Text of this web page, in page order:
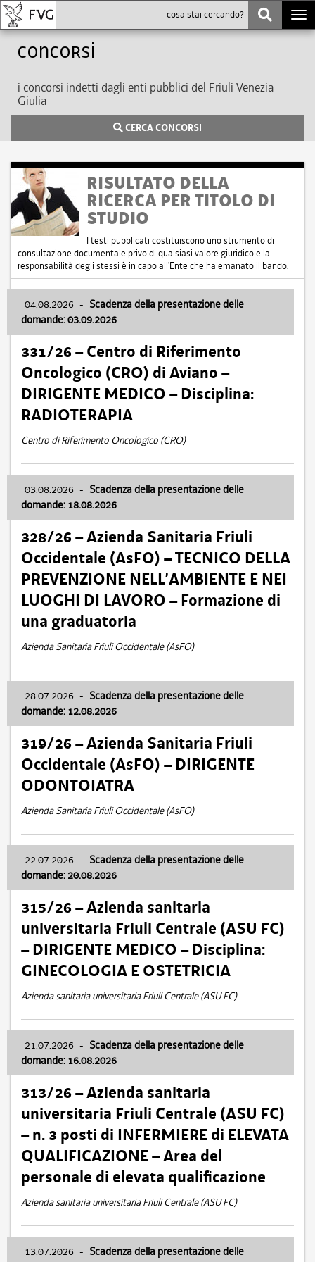
Concorsi
i concorsi indetti dagli enti pubblici del Friuli Venezia
Giulia
CERCA CONCORSI
RISULTATO DELLA
RICERCA PER TITOLO DI
STUDIO
I testi pubblicati costituiscono uno strumento di
consultazione documentale privo di qualsiasi valore giuridico e la
responsabilità degli stessi è in capo all'Ente che ha emanato il bando.
04.08.2026 - Scadenza della presentazione delle
domande: 03.09.2026
331/26 – Centro di Riferimento
Oncologico (CRO) di Aviano –
DIRIGENTE MEDICO – Disciplina:
RADIOTERAPIA
Centro di Riferimento Oncologico (CRO)
03.08.2026 - Scadenza della presentazione delle
domande: 18.08.2026
328/26 – Azienda Sanitaria Friuli
Occidentale (AsFO) – TECNICO DELLA
PREVENZIONE NELL’AMBIENTE E NEI
LUOGHI DI LAVORO – Formazione di
una graduatoria
Azienda Sanitaria Friuli Occidentale (AsFO)
28.07.2026 - Scadenza della presentazione delle
domande: 12.08.2026
319/26 – Azienda Sanitaria Friuli
Occidentale (AsFO) – DIRIGENTE
ODONTOIATRA
Azienda Sanitaria Friuli Occidentale (AsFO)
22.07.2026 - Scadenza della presentazione delle
domande: 20.08.2026
315/26 – Azienda sanitaria
universitaria Friuli Centrale (ASU FC)
– DIRIGENTE MEDICO – Disciplina:
GINECOLOGIA E OSTETRICIA
Azienda sanitaria universitaria Friuli Centrale (ASU FC)
21.07.2026 - Scadenza della presentazione delle
domande: 16.08.2026
313/26 – Azienda sanitaria
universitaria Friuli Centrale (ASU FC)
– n. 3 posti di INFERMIERE di ELEVATA
QUALIFICAZIONE – Area del
personale di elevata qualificazione
Azienda sanitaria universitaria Friuli Centrale (ASU FC)
13.07.2026 - Scadenza della presentazione delle